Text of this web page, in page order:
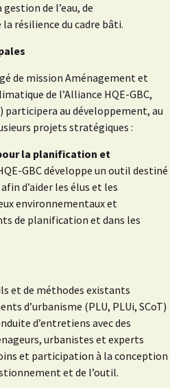
de l’eau, de
résilience du cadre bâti.
de mission Aménagement et
de l’Alliance HQE-GBC,
au développement, au
projets stratégiques :
la planification et
GBC développe un outil destiné
d’aider les élus et les
environnementaux et
de planification et dans les
et de méthodes existants
d’urbanisme (PLU, PLUi, SCoT)
d’entretiens avec des
urbanistes et experts
et participation à la conception
et de l’outil.